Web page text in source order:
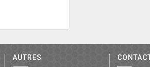
AUTRES